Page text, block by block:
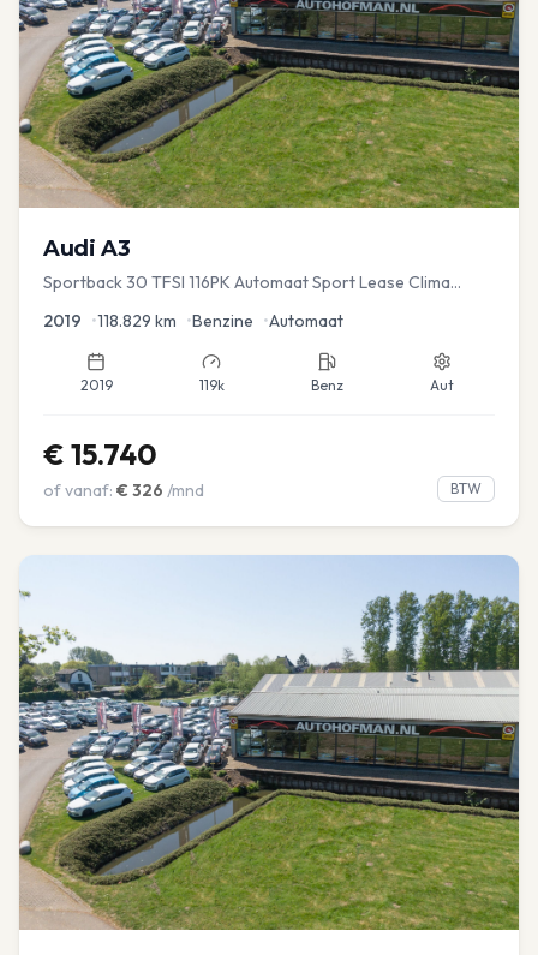
Audi A3
Sportback 30 TFSI 116PK Automaat Sport Lease Clima
2019 •118.829 km •Benzine •Automaat
2019 119k Benz Aut
€ 15.740
of vanaf: € 326 /mnd BTW